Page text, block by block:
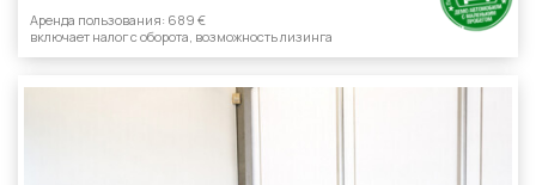
Aренда пользования: 689 €
включает налог с оборотa, возможность лизинга